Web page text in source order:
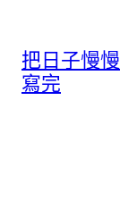
把日子慢慢
寫完